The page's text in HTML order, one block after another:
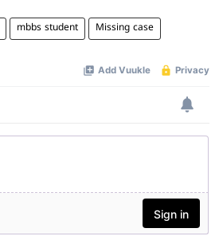
mbbs student Missing case